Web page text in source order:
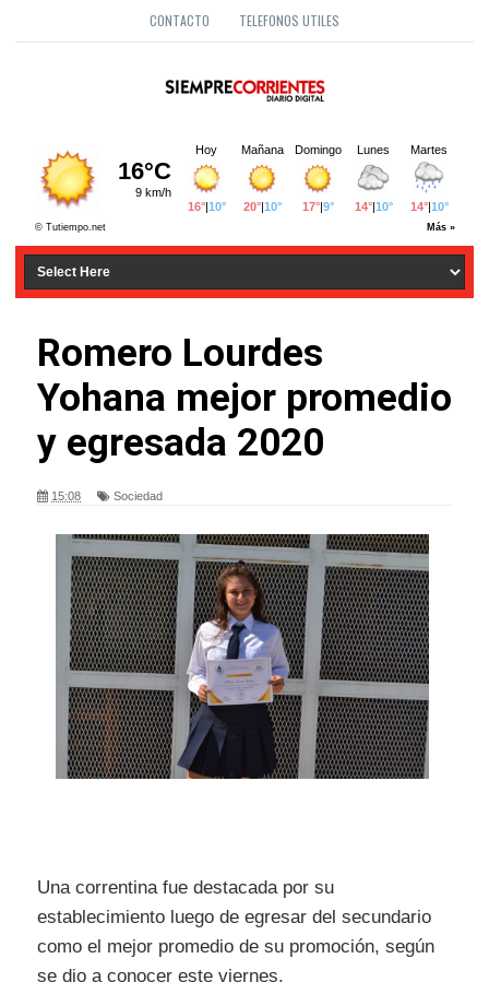
CONTACTO TELEFONOS UTILES
Romero Lourdes
Yohana mejor promedio
y egresada 2020
15:08 Sociedad
Una correntina fue destacada por su
establecimiento luego de egresar del secundario
como el mejor promedio de su promoción, según
se dio a conocer este viernes.